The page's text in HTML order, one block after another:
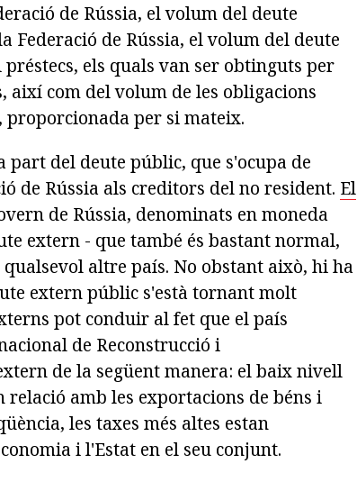
de Rússia, el volum del deute
de Rússia, el volum del deute
els quals van ser obtinguts per
així com del volum de les obligacions
proporcionada per si mateix.
part del deute públic, que s'ocupa de
de Rússia als creditors del no resident. El
de Rússia, denominats en moneda
extern - que també és bastant normal,
altre país. No obstant això, hi ha
extern públic s'està tornant molt
pot conduir al fet que el país
de Reconstrucció i
de la següent manera: el baix nivell
amb les exportacions de béns i
les taxes més altes estan
i l'Estat en el seu conjunt.